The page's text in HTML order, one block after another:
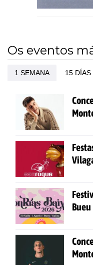
Os eventos
1 SEMANA 15 DÍAS
Bueu